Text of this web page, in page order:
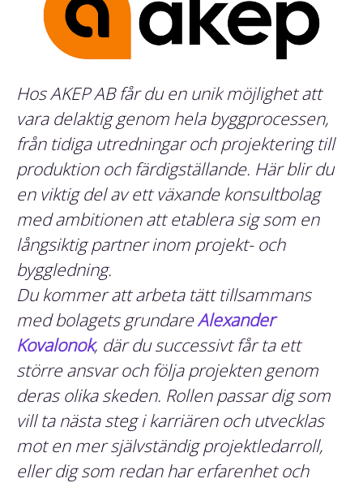
Hos AKEP AB får du en unik möjlighet att
vara delaktig genom hela byggprocessen,
från tidiga utredningar och projektering till
produktion och färdigställande. Här blir du
en viktig del av ett växande konsultbolag
med ambitionen att etablera sig som en
långsiktig partner inom projekt- och
byggledning.
Du kommer att arbeta tätt tillsammans
med bolagets grundareAlexander
Kovalonok, där du successivt får ta ett
större ansvar och följa projekten genom
deras olika skeden. Rollen passar dig som
vill ta nästa steg i karriären och utvecklas
mot en mer självständig projektledarroll,
eller dig som redan har erfarenhet och